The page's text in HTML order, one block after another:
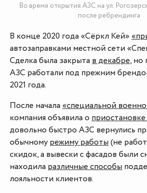
Во время открытия АЗС на ул.
после ребрендинга
В конце 2020 года «Сёркл Кей»
автозаправками местной сети
Сделка была закрытав декабре, но
АЗС работали под прежним
2021 года.
После начала«специальной
компания объявила о
довольно быстро АЗС вернулись
обычному режиму работы(не
скидок, а вывески с фасадов были
находила различные способы
лояльности клиентов.